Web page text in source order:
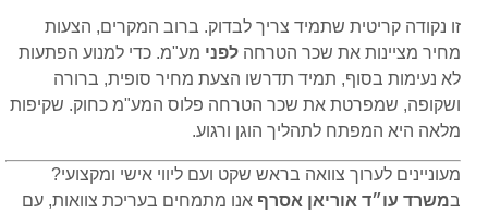
זו נקודה קריטית שתמיד צריך לבדוק. ברוב המקרים, הצעות
מחיר מציינות את שכר הטרחה לפני מע"מ. כדי למנוע הפתעות
לא נעימות בסוף, תמיד תדרשו הצעת מחיר סופית, ברורה
ושקופה, שמפרטת את שכר הטרחה פלוס המע"מ כחוק. שקיפות
מלאה היא המפתח לתהליך הוגן ורגוע.
מעוניינים לערוך צוואה בראש שקט ועם ליווי אישי ומקצועי?
במשרד עו״ד אוריאן אסרף אנו מתמחים בעריכת צוואות, עם